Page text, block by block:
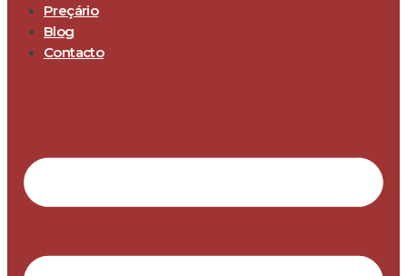
Preçário
Blog
Contacto